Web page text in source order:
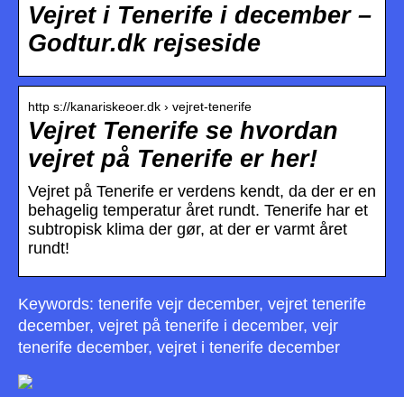
Vejret i Tenerife i december –
Godtur.dk rejseside
http s://kanariskeoer.dk › vejret-tenerife
Vejret Tenerife se hvordan
vejret på Tenerife er her!
Vejret på Tenerife er verdens kendt, da der er en
behagelig temperatur året rundt. Tenerife har et
subtropisk klima der gør, at der er varmt året
rundt!
Keywords: tenerife vejr december, vejret tenerife
december, vejret på tenerife i december, vejr
tenerife december, vejret i tenerife december